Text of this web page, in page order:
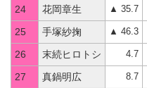
24 花岡章生 ▲ 35.7
25 手塚紗掬 ▲ 46.3
26 末続ヒロトシ 4.7
27 真鍋明広 8.7